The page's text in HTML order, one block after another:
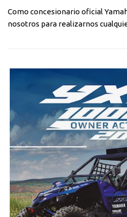
Como concesionario oficial
nosotros para realizarnos